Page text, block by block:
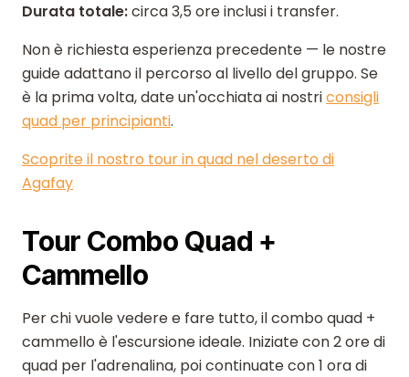
Durata totale:circa 3,5 ore inclusi i transfer.
Non è richiesta esperienza precedente — le nostre
guide adattano il percorso al livello del gruppo. Se
è la prima volta, date un'occhiata ai nostriconsigli
quad per principianti.
Scoprite il nostro tour in quad nel deserto di
Agafay
Tour Combo Quad +
Cammello
Per chi vuole vedere e fare tutto, il combo quad +
cammello è l'escursione ideale. Iniziate con 2 ore di
quad per l'adrenalina, poi continuate con 1 ora di